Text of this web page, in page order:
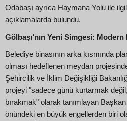
Odabaşı ayrıca Haymana Yolu ile
açıklamalarda bulundu.
Gölbaşı’nın Yeni Simgesi:
Belediye binasının arka kısmında
olması hedeflenen meydan
Şehircilik ve İklim Değişikliği
projeyi "sadece günü kurtarmak
bırakmak" olarak tanımlayan
önündeki en büyük engellerden biri